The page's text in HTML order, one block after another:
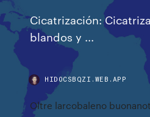
Cicatrización:
blandos y ...
HIDOCSBQZI.WEB.APP
Oltre larcobaleno